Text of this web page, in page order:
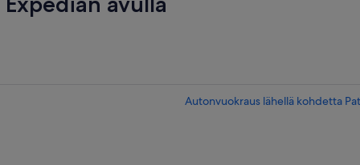
Autonvuokraus lähellä kohdetta